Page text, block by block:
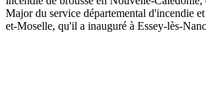
Major du service départemental d'incendie
et-Moselle, qu'il a inauguré à Essey-lès-